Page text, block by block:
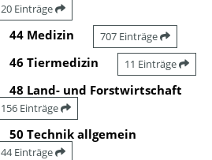
20 Einträge
44 Medizin 707 Einträge
46 Tiermedizin 11 Einträge
48 Land- und Forstwirtschaft
156 Einträge
50 Technik allgemein
44 Einträge